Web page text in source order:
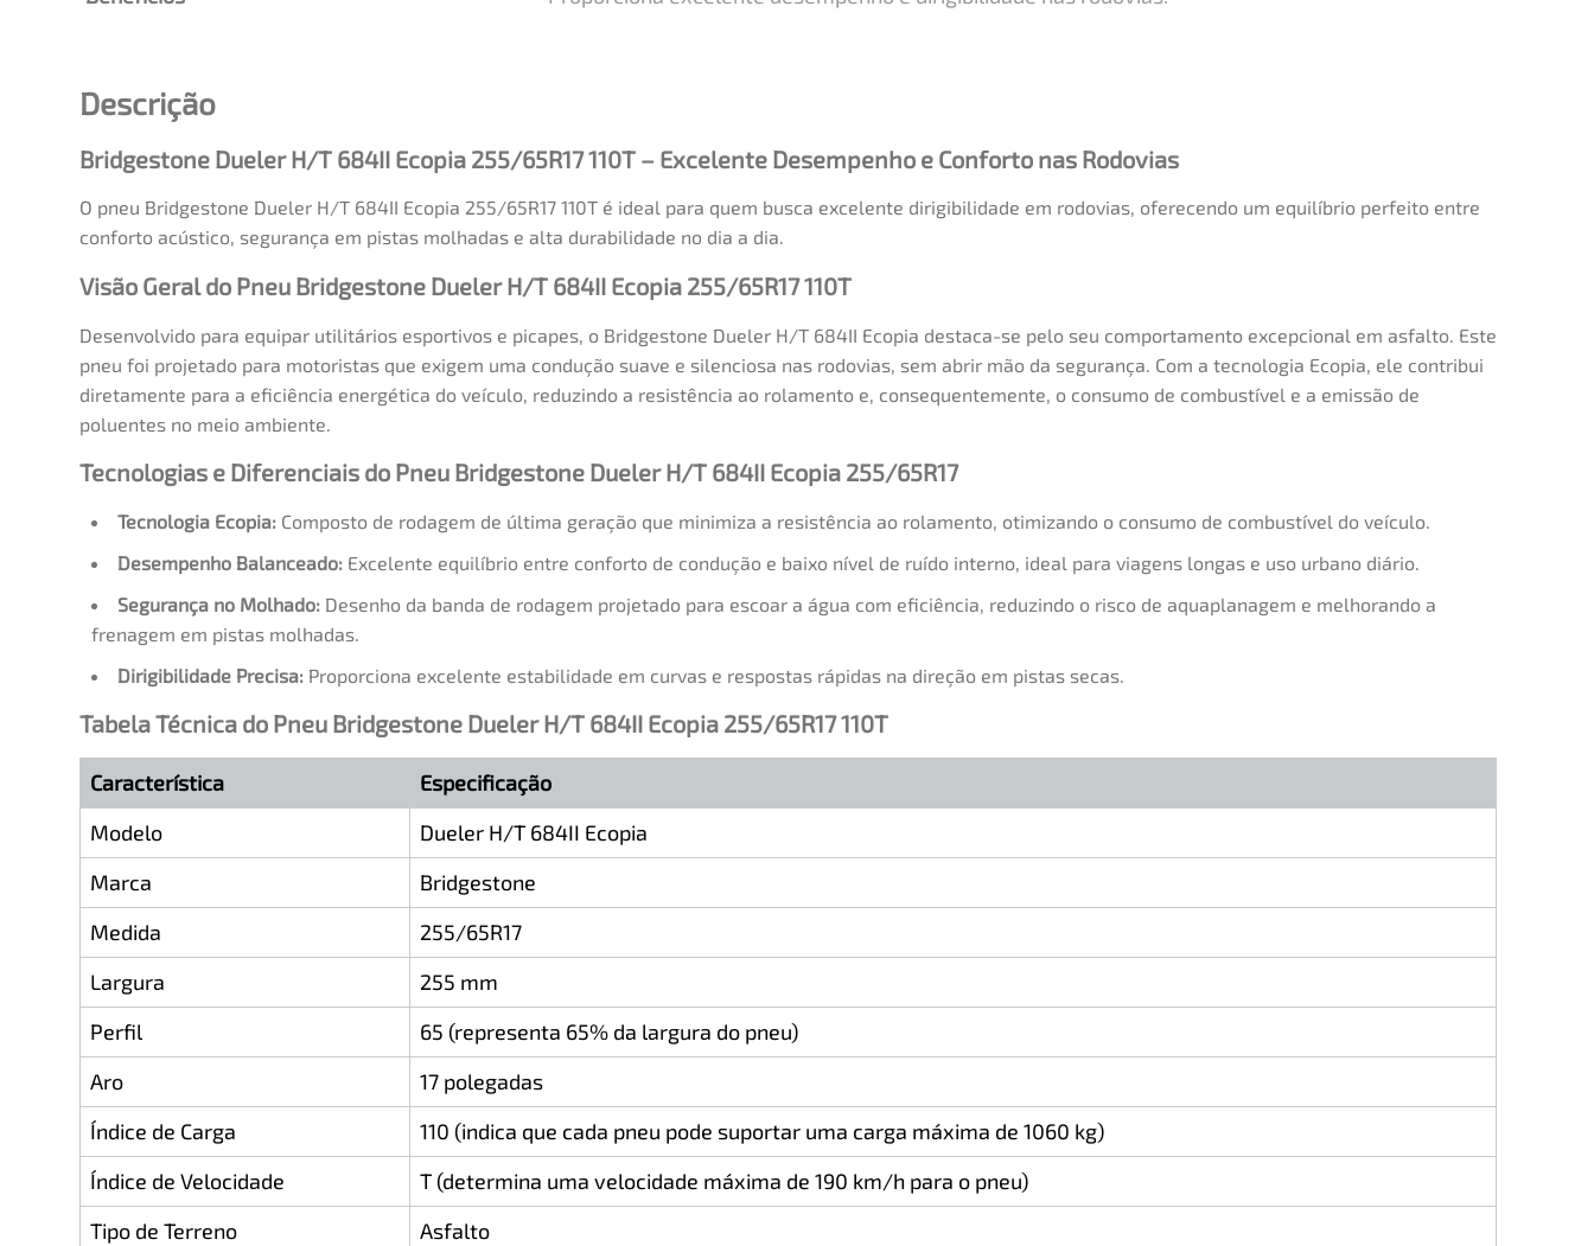
Descrição
Bridgestone Dueler H/T 684II Ecopia 255/65R17 110T – Excelente Desempenho e Conforto nas Rodovias
O pneu Bridgestone Dueler H/T 684II Ecopia 255/65R17 110T é ideal para quem busca excelente dirigibilidade em rodovias, oferecendo um equilíbrio perfeito entre
conforto acústico, segurança em pistas molhadas e alta durabilidade no dia a dia.
Visão Geral do Pneu Bridgestone Dueler H/T 684II Ecopia 255/65R17 110T
Desenvolvido para equipar utilitários esportivos e picapes, o Bridgestone Dueler H/T 684II Ecopia destaca-se pelo seu comportamento excepcional em asfalto. Este
pneu foi projetado para motoristas que exigem uma condução suave e silenciosa nas rodovias, sem abrir mão da segurança. Com a tecnologia Ecopia, ele contribui
diretamente para a eficiência energética do veículo, reduzindo a resistência ao rolamento e, consequentemente, o consumo de combustível e a emissão de
poluentes no meio ambiente.
Tecnologias e Diferenciais do Pneu Bridgestone Dueler H/T 684II Ecopia 255/65R17
Tecnologia Ecopia: Composto de rodagem de última geração que minimiza a resistência ao rolamento, otimizando o consumo de combustível do veículo.
Desempenho Balanceado: Excelente equilíbrio entre conforto de condução e baixo nível de ruído interno, ideal para viagens longas e uso urbano diário.
Segurança no Molhado: Desenho da banda de rodagem projetado para escoar a água com eficiência, reduzindo o risco de aquaplanagem e melhorando a
frenagem em pistas molhadas.
Dirigibilidade Precisa: Proporciona excelente estabilidade em curvas e respostas rápidas na direção em pistas secas.
Tabela Técnica do Pneu Bridgestone Dueler H/T 684II Ecopia 255/65R17 110T
Característica
Especificação
Modelo
Dueler H/T 684II Ecopia
Marca
Bridgestone
Medida
255/65R17
Largura
255 mm
Perfil
65 (representa 65% da largura do pneu)
Aro
17 polegadas
Índice de Carga
110 (indica que cada pneu pode suportar uma carga máxima de 1060 kg)
Índice de Velocidade
T (determina uma velocidade máxima de 190 km/h para o pneu)
Tipo de Terreno
Asfalto